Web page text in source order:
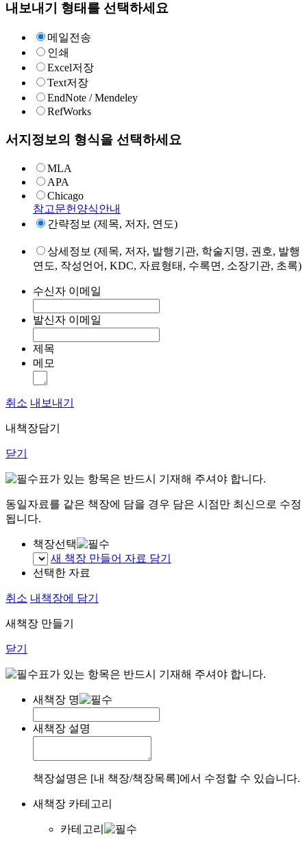
내보내기 형태를 선택하세요
메일전송
인쇄
Excel저장
Text저장
EndNote / Mendeley
RefWorks
서지정보의 형식을 선택하세요
MLA
APA
Chicago
참고문헌양식안내
간략정보 (제목, 저자, 연도)
상세정보 (제목, 저자, 발행기관, 학술지명, 권호, 발행
연도, 작성언어, KDC, 자료형태, 수록면, 소장기관, 초록)
수신자 이메일
발신자 이메일
제목
메모
취소 내보내기
내책장담기
닫기
표가 있는 항목은 반드시 기재해 주셔야 합니다.
동일자료를 같은 책장에 담을 경우 담은 시점만 최신으로 수정
됩니다.
책장선택
새 책장 만들어 자료 담기
선택한 자료
취소 내책장에 담기
새책장 만들기
닫기
표가 있는 항목은 반드시 기재해 주셔야 합니다.
새책장 명
새책장 설명
책장설명은 [내 책장/책장목록]에서 수정할 수 있습니다.
새책장 카테고리
카테고리